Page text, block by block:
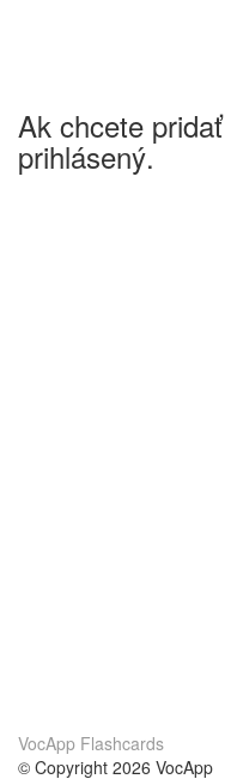
Ak chcete
prihlásený.
VocApp Flashcards
© Copyright 2026 VocApp